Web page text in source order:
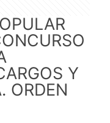
Y
ORDEN